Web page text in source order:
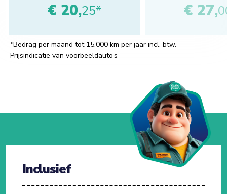
€ 20,25* € 27,
*Bedrag per maand tot 15.000 km per jaar incl. btw.
Prijsindicatie van voorbeeldauto’s
Inclusief